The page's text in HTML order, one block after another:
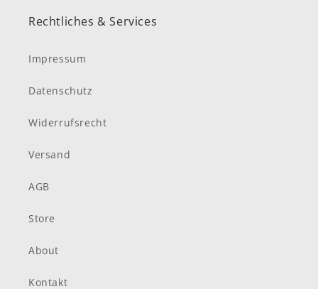
Rechtliches & Services
Impressum
Datenschutz
Widerrufsrecht
Versand
AGB
Store
About
Kontakt